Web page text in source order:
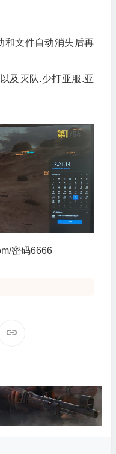
和文件自动消失后再
及灭队.少打亚服.亚
密码6666